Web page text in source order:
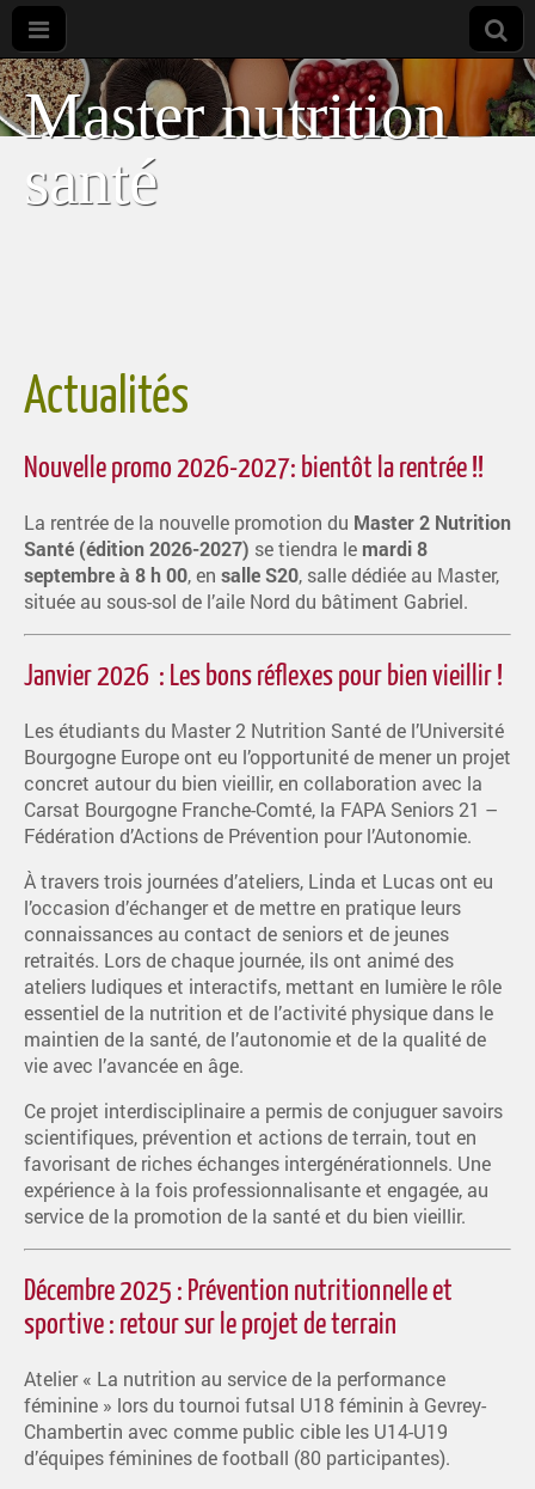
Master nutrition
santé
Actualités
Nouvelle promo 2026-2027: bientôt la rentrée !!
La rentrée de la nouvelle promotion du Master 2 Nutrition
Santé (édition 2026-2027) se tiendra le mardi 8
septembre à 8 h 00, en salle S20, salle dédiée au Master,
située au sous-sol de l’aile Nord du bâtiment Gabriel.
Janvier 2026 : Les bons réflexes pour bien vieillir !
Les étudiants du Master 2 Nutrition Santé de l’Université
Bourgogne Europe ont eu l’opportunité de mener un projet
concret autour du bien vieillir, en collaboration avec la
Carsat Bourgogne Franche-Comté, la FAPA Seniors 21 –
Fédération d’Actions de Prévention pour l’Autonomie.
À travers trois journées d’ateliers, Linda et Lucas ont eu
l’occasion d’échanger et de mettre en pratique leurs
connaissances au contact de seniors et de jeunes
retraités. Lors de chaque journée, ils ont animé des
ateliers ludiques et interactifs, mettant en lumière le rôle
essentiel de la nutrition et de l’activité physique dans le
maintien de la santé, de l’autonomie et de la qualité de
vie avec l’avancée en âge.
Ce projet interdisciplinaire a permis de conjuguer savoirs
scientifiques, prévention et actions de terrain, tout en
favorisant de riches échanges intergénérationnels. Une
expérience à la fois professionnalisante et engagée, au
service de la promotion de la santé et du bien vieillir.
Décembre 2025 : Prévention nutritionnelle et
sportive : retour sur le projet de terrain
Atelier « La nutrition au service de la performance
féminine » lors du tournoi futsal U18 féminin à Gevrey-
Chambertin avec comme public cible les U14-U19
d’équipes féminines de football (80 participantes).